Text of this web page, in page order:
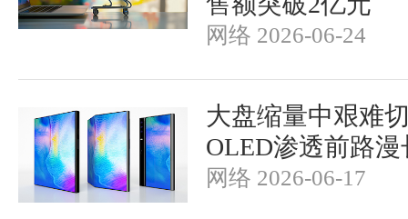
网络 2026-06-24
大盘缩量中艰难
OLED渗透前路漫
网络 2026-06-17